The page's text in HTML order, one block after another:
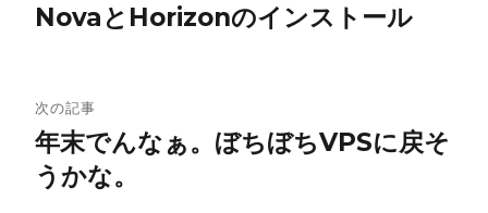
ナ
ゲ
ー
NovaとHorizonのインストール
次の記事
年末でんなぁ。ぼちぼちVPSに戻そ
うかな。